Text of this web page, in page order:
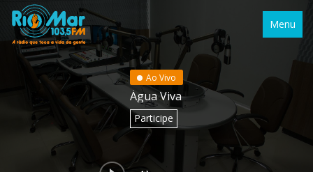
Menu
Ao Vivo
Água Viva
Participe